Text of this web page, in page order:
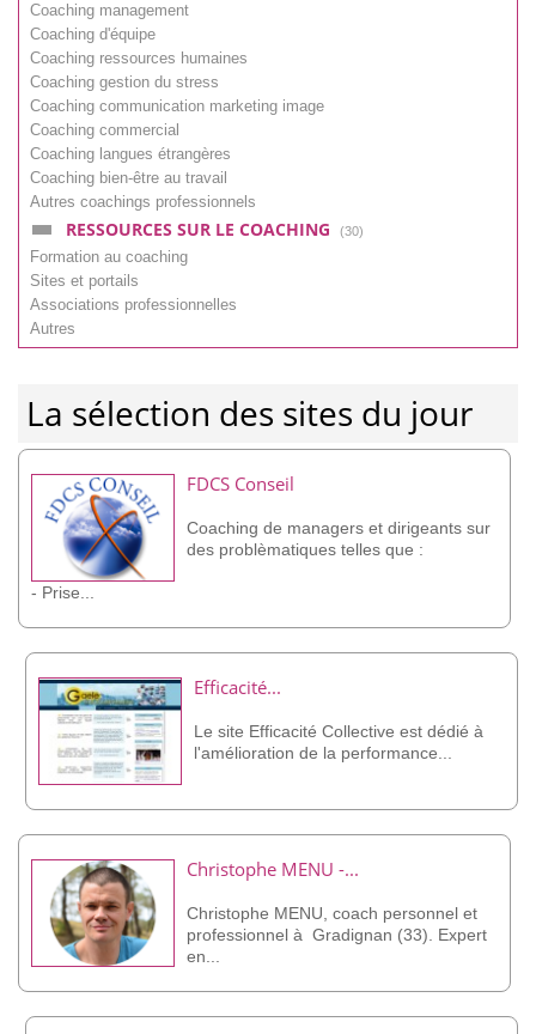
Coaching management
Coaching d'équipe
Coaching ressources humaines
Coaching gestion du stress
Coaching communication marketing image
Coaching commercial
Coaching langues étrangères
Coaching bien-être au travail
Autres coachings professionnels
RESSOURCES SUR LE COACHING (30)
Formation au coaching
Sites et portails
Associations professionnelles
Autres
La sélection des sites du jour
FDCS Conseil
Coaching de managers et dirigeants sur
des problèmatiques telles que :
- Prise...
Efficacité...
Le site Efficacité Collective est dédié à
l'amélioration de la performance...
Christophe MENU -...
Christophe MENU, coach personnel et
professionnel à Gradignan (33). Expert
en...